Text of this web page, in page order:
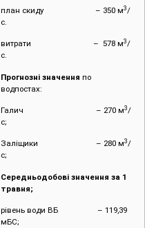
план скиду – 350 м3/
с.
витрати – 578 м3/
с.
Прогнозні значення по
водпостах:
Галич – 270 м3/
с;
Заліщики – 280 м3/
с;
Середньодобові значення за 1
травня;
рівень води ВБ – 119,39
мБС;